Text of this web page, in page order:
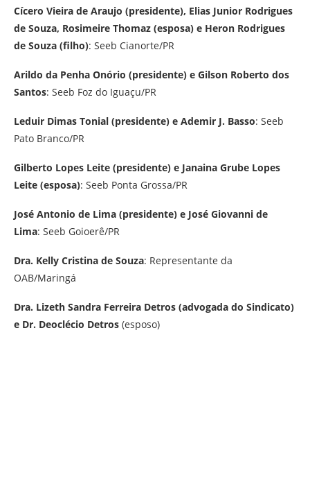
Cícero Vieira de Araujo (presidente), Elias Junior Rodrigues
de Souza, Rosimeire Thomaz (esposa) e Heron Rodrigues
de Souza (filho): Seeb Cianorte/PR
Arildo da Penha Onório (presidente) e Gilson Roberto dos
Santos: Seeb Foz do Iguaçu/PR
Leduir Dimas Tonial (presidente) e Ademir J. Basso: Seeb
Pato Branco/PR
Gilberto Lopes Leite (presidente) e Janaina Grube Lopes
Leite (esposa): Seeb Ponta Grossa/PR
José Antonio de Lima (presidente) e José Giovanni de
Lima: Seeb Goioerê/PR
Dra. Kelly Cristina de Souza: Representante da
OAB/Maringá
Dra. Lizeth Sandra Ferreira Detros (advogada do Sindicato)
e Dr. Deoclécio Detros (esposo)